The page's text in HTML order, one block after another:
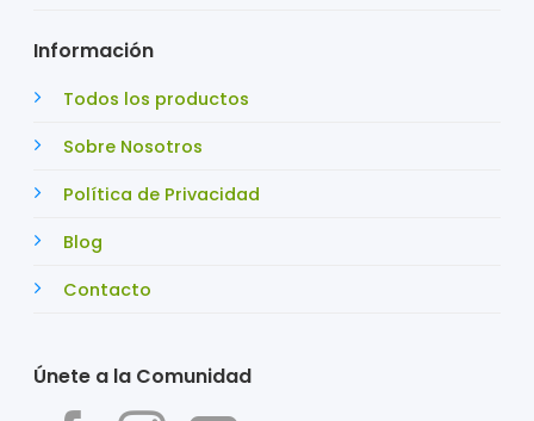
Información
Todos los productos
Sobre Nosotros
Política de Privacidad
Blog
Contacto
Únete a la Comunidad